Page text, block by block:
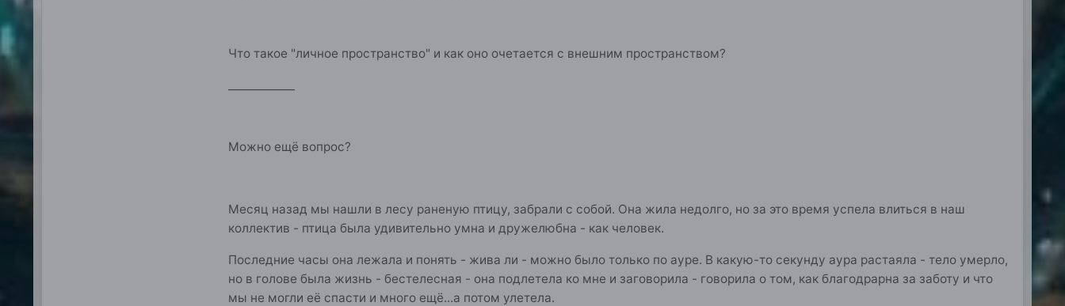
Что такое "личное пространство" и как оно очетается с внешним пространством?
Можно ещё вопрос?
Месяц назад мы нашли в лесу раненую птицу, забрали с собой. Она жила недолго, но за это время успела влиться в наш
коллектив - птица была удивительно умна и дружелюбна - как человек.
Последние часы она лежала и понять - жива ли - можно было только по ауре. В какую-то секунду аура растаяла - тело умерло,
но в голове была жизнь - бестелесная - она подлетела ко мне и заговорила - говорила о том, как благодрарна за заботу и что
мы не могли её спасти и много ещё...а потом улетела.